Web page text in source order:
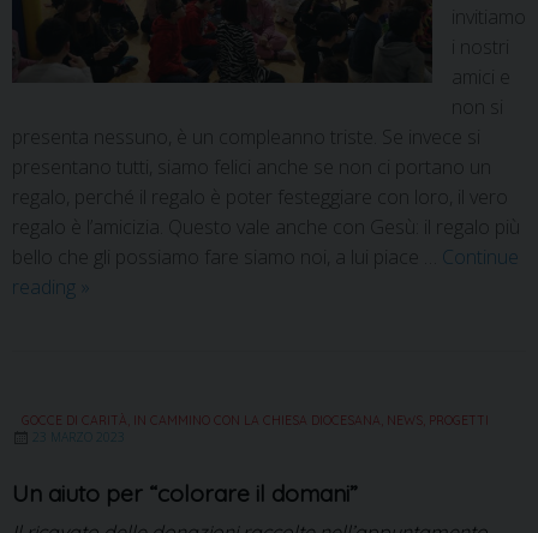
invitiamo
i nostri
amici e
non si
presenta nessuno, è un compleanno triste. Se invece si
presentano tutti, siamo felici anche se non ci portano un
regalo, perché il regalo è poter festeggiare con loro, il vero
regalo è l’amicizia. Questo vale anche con Gesù: il regalo più
bello che gli possiamo fare siamo noi, a lui piace … Continue
reading »
GOCCE DI CARITÀ IN CAMMINO CON LA CHIESA DIOCESANA NEWS PROGETTI
23 MARZO 2023
Un aiuto per “colorare il domani”